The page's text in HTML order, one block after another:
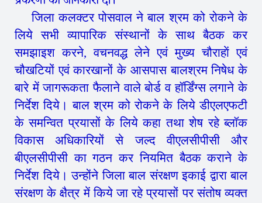
जिला कलक्टर पोसवाल ने बाल श्रम को रोकने के
लिये सभी व्यापारिक संस्थानों के साथ बैठक कर
समझाइश करने, वचनवद्ध लेने एवं मुख्य चौराहाें एवं
चौखटियों एवं कारखानों के आसपास बालश्रम निषेध के
बारे में जागरूकता फैलाने वाले बोर्ड व हॉर्डिंग्स लगाने के
निर्देश दिये। बाल श्रम को रोकने के लिये डीएलएफटी
के समन्वित प्रयासों के लिये कहा तथा शेष रहे ब्लॉक
विकास अधिकारियों से जल्द वीएलसीपीसी और
बीएलसीपीसी का गठन कर नियमित बैठक कराने के
निर्देश दिये। उन्होंने जिला बाल संरक्षण इकाई द्वारा बाल
संरक्षण के क्षैत्र में किये जा रहे प्रयासों पर संतोष व्यक्त